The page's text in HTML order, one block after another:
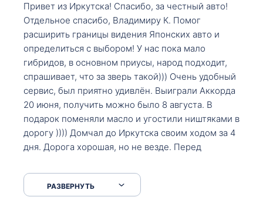
Привет из Иркутска! Спасибо, за честный авто!
Отдельное спасибо, Владимиру К. Помог
расширить границы видения Японских авто и
определиться с выбором! У нас пока мало
гибридов, в основном приусы, народ подходит,
спрашивает, что за зверь такой))) Очень удобный
сервис, был приятно удивлён. Выиграли Аккорда
20 июня, получить можно было 8 августа. В
подарок поменяли масло и угостили ништяками в
дорогу )))) Домчал до Иркутска своим ходом за 4
дня. Дорога хорошая, но не везде. Перед
серпантинах по пути следования.
РАЗВЕРНУТЬ